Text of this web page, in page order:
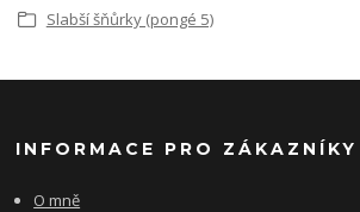
Slabší šňůrky (pongé 5)
INFORMACE PRO ZÁKAZNÍKY
O mně